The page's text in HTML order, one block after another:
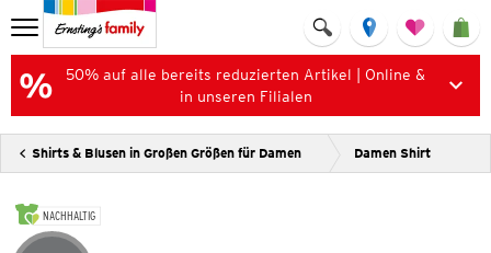
50% auf alle bereits reduzierten Artikel | Online &
in unseren Filialen
Shirts & Blusen in Großen Größen für Damen Damen Shirt
NACHHALTIG